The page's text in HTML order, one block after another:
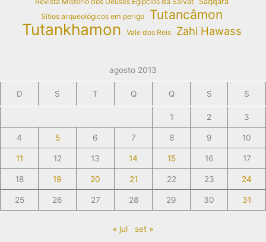
Sítios arqueológicos em perigo
Tutancâmon
Tutankhamon Vale dos Reis Zahi Hawass
agosto 2013
D S T Q Q S S
1 2 3
4 5 6 7 8 9 10
11 12 13 14 15 16 17
18 19 20 21 22 23 24
25 26 27 28 29 30 31
« jul set »